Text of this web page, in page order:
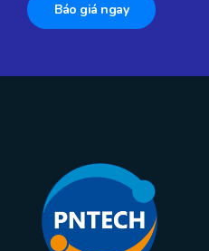
Báo giá ngay